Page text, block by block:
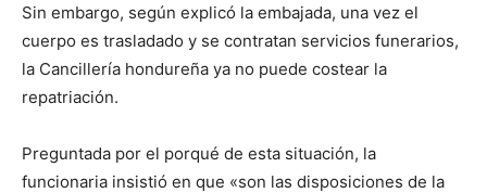
Sin embargo, según explicó la embajada, una vez el
cuerpo es trasladado y se contratan servicios funerarios,
la Cancillería hondureña ya no puede costear la
repatriación.
Preguntada por el porqué de esta situación, la
funcionaria insistió en que «son las disposiciones de la